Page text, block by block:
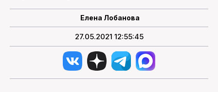
Елена Лобанова
27.05.2021 12:55:45